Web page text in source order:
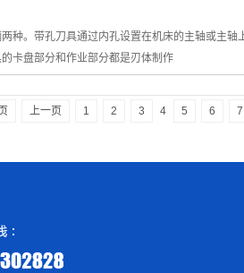
种。带孔刀具通过内孔设置在机床的主轴或主
卡盘部分和作业部分都是刃体制作
上一页 1 2 3 4 5 6 7